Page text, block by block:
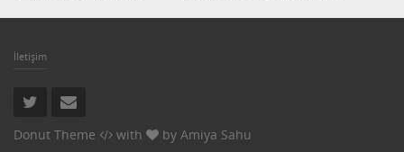
İletişim
Donut Theme with by Amiya Sahu